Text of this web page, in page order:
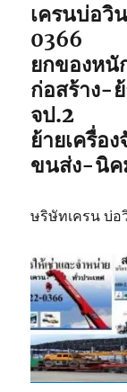
เครนบ่อ
0366
ยกของหนั
ก่อสร้าง-
จป.2
ย้ายเครื่อ
ขนส่ง-นิค
ษริษัทเครน บ่อ